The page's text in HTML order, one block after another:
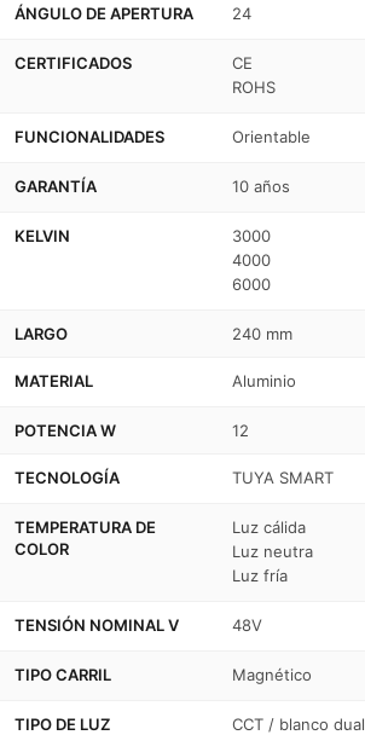
CCT
-
48V
CCT
-
ÁNGULO DE APERTURA 24
CERTIFICADOS
CE
ROHS
FUNCIONALIDADES Orientable
GARANTÍA 10 años
KELVIN
3000
4000
6000
LARGO 240 mm
MATERIAL Aluminio
POTENCIA W 12
TECNOLOGÍA TUYA SMART
TEMPERATURA DE
COLOR
Luz cálida
Luz neutra
Luz fría
TENSIÓN NOMINAL V 48V
TIPO CARRIL Magnético
TIPO DE LUZ CCT / blanco dual